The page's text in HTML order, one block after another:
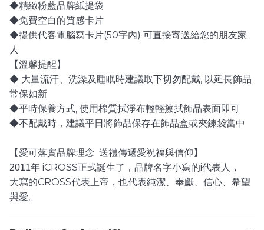
◆精緻粉藍品牌紙提袋
◆免費空白的質感卡片
◆提供代客電腦寫卡片(50字內) 可直接寄送給您的朋友家
人
【溫馨提醒】
◆ 大量流汗、洗澡及睡眠時建議取下切勿配戴, 以延長飾品
常保如新
◆平時保養方式, 使用棉質拭淨布輕輕擦拭飾品表面即可
◆不配戴時，建議平日將飾品保存在飾品盒或夾鍊袋當中
【愛可落實品牌理念 送禮傳遞愛祝福與信仰】
2011年 iCROSS正式誕生了，品牌名字小寫的i代表人，
大寫的CROSS代表上帝，也代表純潔、奉獻、信心、希望
與愛。